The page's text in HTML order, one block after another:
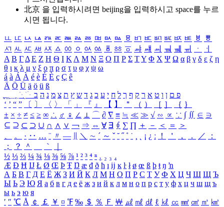
北京 을 입력하시려면 beijing을 입력하시고 space를 누르
시면 됩니다.
ㅥ ㅦ ㅧ ㅨ ㅩ ㅪ ㅫ ㅬ ㅭ ㅮ ㅯ ㅰ ㅱ ㅲ ㅳ ㅴ ㅵ ㅶ ㅷ ㅸ
ㅹ
ㅺ ㅻ ㅼ ㅽ ㅾ ㅿ ㆀ ㆁ ㆂ ㆃ ㆄ ㆅ ㆆ ㆇ ㆈ ㆉ ㆊ ㆋ ㆌ ㆍ
ㆎ
Α Β ΓΔ Ε Ζ Η Θ Ι ΚΛ Μ Ν Ξ Ο Π Ρ Σ ΤΥ Φ Χ Ψ Ω α β γ δ ε ζ η
θ ι κ λ μ ν ξ ο π ρ σ τ υ φ χ ψ ω
á à Á À é è É È ç Ç ê
Ä Ö Ü ä ö ü ß
ִֶֹ ֻּ ׁׂ פ ם ן ו ט א ר ק ף ך ל ח י ע כ ג ד ש ץ ת צ מ נ ה ב
‘ ’ “ ” 〔 〕 〈 〉 「 」 『 』 【 】 ＂ （ ） ［ ］ ｛ ｝
± × ÷ ≠ ≤ ≥ ∞ ∴ ♂ ♀ ∠ ⊥ ⌒ ∂ ∇ ≡ ≒ ≪ ≫ √ ∽ ∝ ∵ ∫ ∬ ∈ ∋
⊆ ⊇ ⊂ ⊃ ∪ ∩ ∧ ∨ ￢ ⇒ ⇔ ∀ ∃ ∮ ∑ ∏ ＋ － ＜ ＝
＞
、
。 · ‥ … ¨ 〃 ― ＼ ∼ ´ ～ ˇ ˘ ˝ ˚ ˙ ¸ ¡ ¿ ː ！ ＇ ， ． ／
：
；
？ ＾ ｀
½ ⅓ ⅔ ¼ ¾ ⅛ ⅜ ⅝ ⅞ ¹ ² ³ ⁴ ⁿ ₁ ₂ ₃ ₄
Æ Ð Ħ Ĳ Ł Ø Œ Þ Ŧ Ŋ æ đ ð ħ ı ĳ ĸ ŀ ł ø œ ß þ ŧ ŋ ŉ
А Б В Г Д Е Ё Ж З И Й К Л М Н О П Р С Т У Ф Х Ц Ч Ш Щ Ъ
Ы Ь Э Ю Я а б в г д е ё ж з и й к л м н о п р с т у ф х ц ч ш щ ъ
ы ь э ю я
′ ″ ℃ Å ￠ ￡ ￥ ¤ ℉ ‰ ＄ ％ Ｆ ￦ ㎕ ㎖ ㎗ ℓ ㎘ ㏄ ㎣ ㎤ ㎥ ㎦